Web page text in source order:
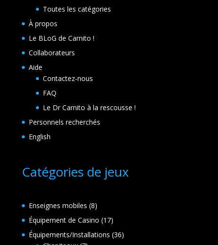
Toutes les catégories
À propos
Le BLoG de Carnito !
Collaborateurs
Aide
Contactez-nous
FAQ
Le Dr Carnito à la rescousse !
Personnels recherchés
English
Catégories de jeux
Enseignes mobiles 88
produits
Équipement de Casino 1717
produits
Équipements/Installations 3636